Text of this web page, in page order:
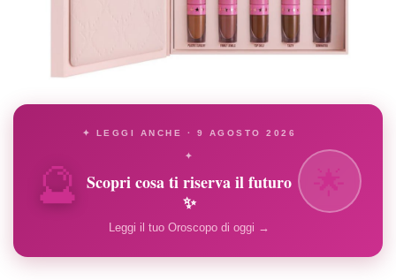
🔮
✦ LEGGI ANCHE · 9 AGOSTO 2026
✦
Scopri cosa ti riserva il futuro
✨
Leggi il tuo Oroscopo di oggi →